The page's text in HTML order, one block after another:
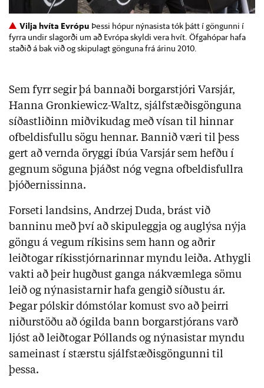
Vilja hvíta Evrópu Þessi hópur nýnasista tók þátt í göngunni í
fyrra undir slagorði um að Evrópa skyldi vera hvít. Öfgahópar hafa
staðið á bak við og skipulagt gönguna frá árinu 2010.
Sem fyrr segir þá bannaði borgarstjóri Varsjár,
Hanna Gronkiewicz-Waltz, sjálfstæðisgönguna
síðastliðinn miðvikudag með vísan til hinnar
ofbeldisfullu sögu hennar. Bannið væri til þess
gert að vernda öryggi íbúa Varsjár sem hefðu í
gegnum söguna þjáðst nóg vegna ofbeldisfullra
þjóðernissinna.
Forseti landsins, Andrzej Duda, brást við
banninu með því að skipuleggja og auglýsa nýja
göngu á vegum ríkisins sem hann og aðrir
leiðtogar ríkisstjórnarinnar myndu leiða. Athygli
vakti að þeir hugðust ganga nákvæmlega sömu
leið og nýnasistarnir hafa gengið síðustu ár.
Þegar pólskir dómstólar komust svo að þeirri
niðurstöðu að ógilda bann borgarstjórans varð
ljóst að leiðtogar Póllands og nýnasistar myndu
sameinast í stærstu sjálfstæðisgöngunni til
þessa.